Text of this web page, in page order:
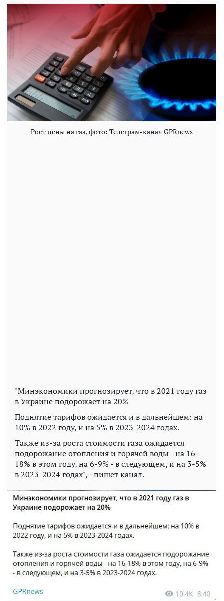
Рост цены на газ, фото: Телеграм-канал GPRnews
"Минэкономики прогнозирует, что в 2021 году газ
в Украине подорожает на 20%
Поднятие тарифов ожидается и в дальнейшем: на
10% в 2022 году, и на 5% в 2023-2024 годах.
Также из-за роста стоимости газа ожидается
подорожание отопления и горячей воды - на 16-
18% в этом году, на 6-9% - в следующем, и на 3-5%
в 2023-2024 годах", - пишет канал.